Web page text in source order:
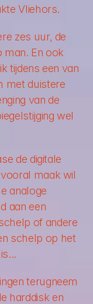
Vliehors.
zes uur, de
man. En ook
tijdens een van
met duistere
van de
wel
de digitale
maak wil
analoge
aan een
of andere
schelp op het
terugneem
harddisk en